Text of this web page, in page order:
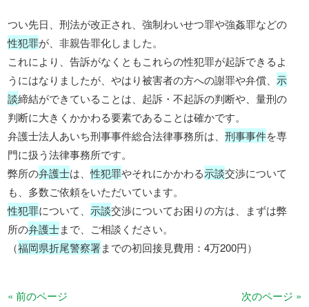
つい先日、刑法が改正され、強制わいせつ罪や強姦罪などの
性犯罪が、非親告罪化しました。
これにより、告訴がなくともこれらの性犯罪が起訴できるよ
うにはなりましたが、やはり被害者の方への謝罪や弁償、示
談締結ができていることは、起訴・不起訴の判断や、量刑の
判断に大きくかかわる要素であることは確かです。
弁護士法人あいち刑事事件総合法律事務所は、刑事事件を専
門に扱う法律事務所です。
弊所の弁護士は、性犯罪やそれにかかわる示談交渉について
も、多数ご依頼をいただいています。
性犯罪について、示談交渉についてお困りの方は、まずは弊
所の弁護士まで、ご相談ください。
（福岡県折尾警察署までの初回接見費用：4万200円）
« 前のページ 次のページ »